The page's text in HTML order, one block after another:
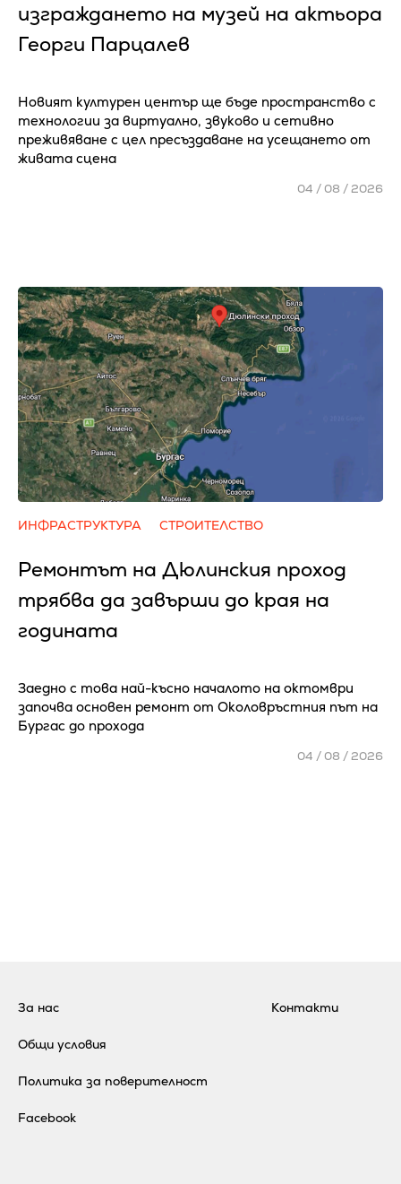
изграждането на музей на актьора
Георги Парцалев
Новият културен център ще бъде пространство с
технологии за виртуално, звуково и сетивно
преживяване с цел пресъздаване на усещането от
живата сцена
04 / 08 / 2026
ИНФРАСТРУКТУРА СТРОИТЕЛСТВО
Ремонтът на Дюлинския проход
трябва да завърши до края на
годината
Заедно с това най-късно началото на октомври
започва основен ремонт от Околовръстния път на
Бургас до прохода
04 / 08 / 2026
За нас
Общи условия
Политика за поверителност
Контакти
Facebook